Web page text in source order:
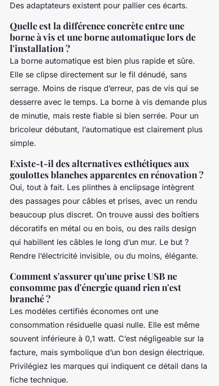
Des adaptateurs existent pour pallier ces écarts.
Quelle est la différence concrète entre une
borne à vis et une borne automatique lors de
l'installation ?
La borne automatique est bien plus rapide et sûre.
Elle se clipse directement sur le fil dénudé, sans
serrage. Moins de risque d’erreur, pas de vis qui se
desserre avec le temps. La borne à vis demande plus
de minutie, mais reste fiable si bien serrée. Pour un
bricoleur débutant, l’automatique est clairement plus
simple.
Existe-t-il des alternatives esthétiques aux
goulottes blanches apparentes en rénovation ?
Oui, tout à fait. Les plinthes à enclipsage intègrent
des passages pour câbles et prises, avec un rendu
beaucoup plus discret. On trouve aussi des boîtiers
décoratifs en métal ou en bois, ou des rails design
qui habillent les câbles le long d’un mur. Le but ?
Rendre l’électricité invisible, ou du moins, élégante.
Comment s'assurer qu'une prise USB ne
consomme pas d'énergie quand rien n'est
branché ?
Les modèles certifiés économes ont une
consommation résiduelle quasi nulle. Elle est même
souvent inférieure à 0,1 watt. C’est négligeable sur la
facture, mais symbolique d’un bon design électrique.
Privilégiez les marques qui indiquent ce détail dans la
fiche technique.